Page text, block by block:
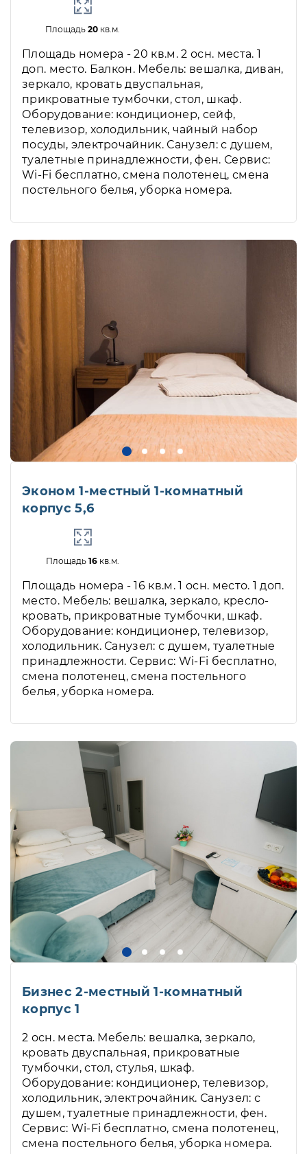
Площадь20 кв.м.
Площадь номера - 20 кв.м. 2 осн. места. 1
доп. место. Балкон. Мебель: вешалка, диван,
зеркало, кровать двуспальная,
прикроватные тумбочки, стол, шкаф.
Оборудование: кондиционер, сейф,
телевизор, холодильник, чайный набор
посуды, электрочайник. Санузел: с душем,
туалетные принадлежности, фен. Сервис:
Wi-Fi бесплатно, смена полотенец, смена
постельного белья, уборка номера.
Эконом 1-местный 1-комнатный
корпус 5,6
Площадь16 кв.м.
Площадь номера - 16 кв.м. 1 осн. место. 1 доп.
место. Мебель: вешалка, зеркало, кресло-
кровать, прикроватные тумбочки, шкаф.
Оборудование: кондиционер, телевизор,
холодильник. Санузел: с душем, туалетные
принадлежности. Сервис: Wi-Fi бесплатно,
смена полотенец, смена постельного
белья, уборка номера.
Бизнес 2-местный 1-комнатный
корпус 1
2 осн. места. Мебель: вешалка, зеркало,
кровать двуспальная, прикроватные
тумбочки, стол, стулья, шкаф.
Оборудование: кондиционер, телевизор,
холодильник, электрочайник. Санузел: с
душем, туалетные принадлежности, фен.
Сервис: Wi-Fi бесплатно, смена полотенец,
смена постельного белья, уборка номера.